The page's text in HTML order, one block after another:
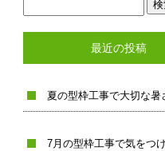
最近の投稿